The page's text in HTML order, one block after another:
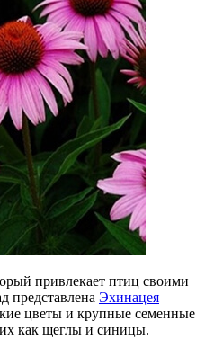
привлекает птиц своими
представлена Эхинацея
цветы и крупные семенные
как щеглы и синицы.